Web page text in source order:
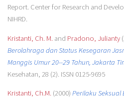
Report. Center for Research and
NIHRD.
Kristanti, Ch. M.and Pradono, Julianty
Berolahraga dan Status Kesegaran
Manggis Umur 20--29 Tahun, Jakarta
Kesehatan, 28 (2). ISSN 0125-9695
Kristanti, Ch.M.(2000) Perilaku Seksual